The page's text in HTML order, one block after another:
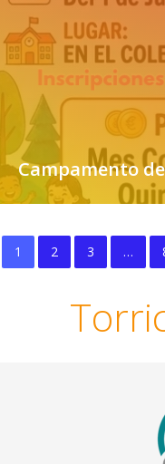
Campamento
1 2 3 …